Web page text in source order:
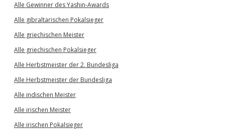
Alle Gewinner des Yashin-Awards
Alle gibraltarischen Pokalsieger
Alle griechischen Meister
Alle griechischen Pokalsieger
Alle Herbstmeister der 2. Bundesliga
Alle Herbstmeister der Bundesliga
Alle indischen Meister
Alle irischen Meister
Alle irischen Pokalsieger